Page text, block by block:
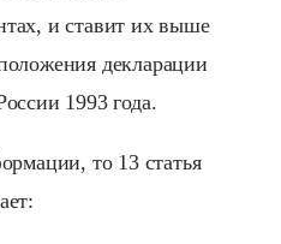
и ставит их выше
декларации
1993 года.
то 13 статья